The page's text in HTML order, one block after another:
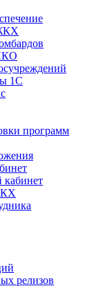
1С
программ
релизов